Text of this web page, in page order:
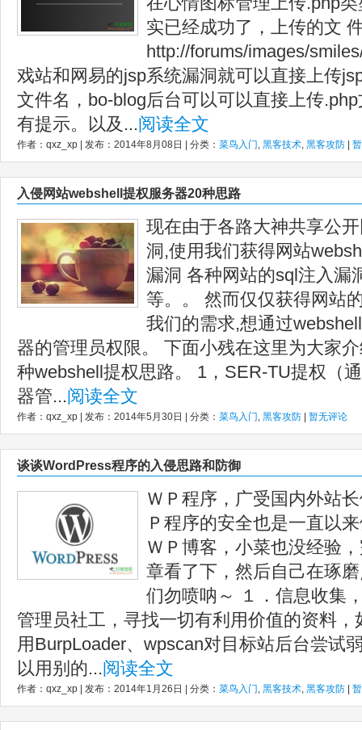
实已经成功了，上传的文
http://forums/images/
戏站和网易的jsp系统漏洞就可以直接上传
文件名，bo-blog后台可以可以直接上传
有提示。以及...阅读全文
作者：qxz_xp | 发布：2014年8月08日 | 分类： 菜鸟入门, 黑客技术, 黑客攻防
入侵网站webshell提权服务器20种思路
现在由于各路大神共享公
洞,使用我们获得网站
漏洞 各种网站的sql注入漏
等。。 然而仅仅获得网站
我们的需求,想通过
器的管理员权限。 下面小残在这里为大家
种webshell提权思路。 1，SER-TU提权（
器管...阅读全文
作者：qxz_xp | 发布：2014年5月30日 | 分类： 菜鸟入门, 黑客攻防 暂无评论
谈谈WordPress程序的入侵思路和防御
ＷＰ程序，广受国内外站
Ｐ程序的安全也是一直以
ＷＰ博客，小菜也没经验
章看了下，然后自己在琢
们勿喷呐～ １．信息收集
管理员社工，寻找一切有利用价值的资料
用BurpLoader、wpscan对目标站后台尝试
以用别的...阅读全文
作者：qxz_xp | 发布：2014年1月26日 | 分类： 菜鸟入门, 黑客技术, 黑客攻防